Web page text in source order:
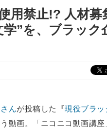
用禁止!? 人材
”を、ブラック
んが投稿した『現役ブラッ
う動画。「ニコニコ動画講座